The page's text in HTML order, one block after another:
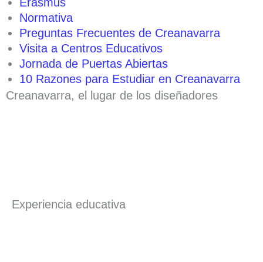
Normativa
Preguntas Frecuentes de Creanavarra
Visita a Centros Educativos
Jornada de Puertas Abiertas
10 Razones para Estudiar en Creanavarra
Creanavarra, el lugar de los diseñadores
Experiencia educativa